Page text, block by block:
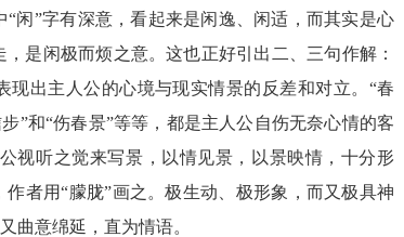
闲”字有深意，看起来是闲逸、闲适，而其实是心
是闲极而烦之意。这也正好引出二、三句作解：
现出主人公的心境与现实情景的反差和对立。“春
”和“伤春景”等等，都是主人公自伤无奈心情的客
视听之觉来写景，以情见景，以景映情，十分形
者用“朦胧”画之。极生动、极形象，而又极具神
曲意绵延，直为情语。